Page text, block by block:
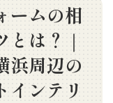
ームの相
は？｜
浜周辺の
インテリ